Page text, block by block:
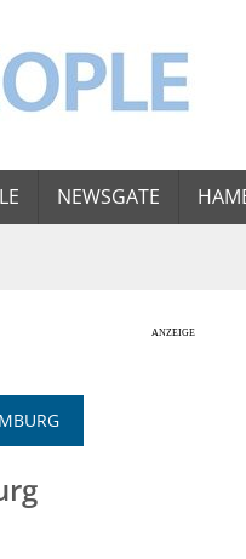
NEWSGATE